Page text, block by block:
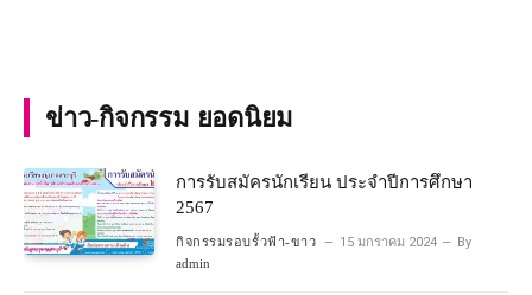
ข่าว-กิจกรรม ยอดนิยม
การรับสมัครนักเรียน ประจำปีการศึกษา
2567
กิจกรรมรอบรั้วฟ้า-ขาว 15 มกราคม 2024 By
admin